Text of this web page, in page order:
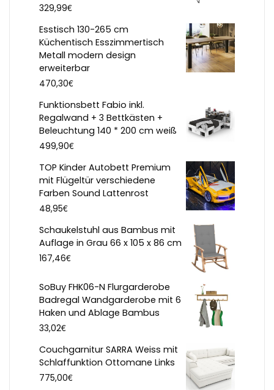
329,99€
Esstisch 130-265 cm
Küchentisch Esszimmertisch
Metall modern design
erweiterbar
470,30€
Funktionsbett Fabio inkl.
Regalwand + 3 Bettkästen +
Beleuchtung 140 * 200 cm weiß
499,90€
TOP Kinder Autobett Premium
mit Flügeltür verschiedene
Farben Sound Lattenrost
48,95€
Schaukelstuhl aus Bambus mit
Auflage in Grau 66 x 105 x 86 cm
167,46€
SoBuy FHK06-N Flurgarderobe
Badregal Wandgarderobe mit 6
Haken und Ablage Bambus
33,02€
Couchgarnitur SARRA Weiss mit
Schlaffunktion Ottomane Links
775,00€